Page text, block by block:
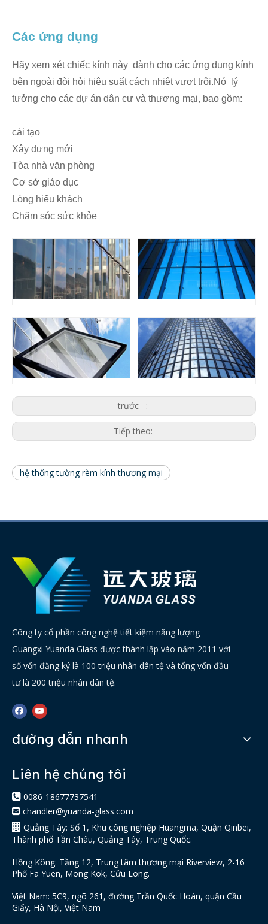
Các ứng dụng
Hãy xem xét chiếc kính này dành cho các ứng dụng kính
bên ngoài đòi hỏi hiệu suất cách nhiệt vượt trội.Nó lý
tưởng cho các dự án dân cư và thương mại, bao gồm:
cải tạo
Xây dựng mới
Tòa nhà văn phòng
Cơ sở giáo dục
Lòng hiếu khách
Chăm sóc sức khỏe
trước =:
Tiếp theo:
hệ thống tường rèm kính thương mại
Công ty cổ phần công nghệ tiết kiệm năng lượng
Guangxi Yuanda Glass được thành lập vào năm 2011 với
số vốn đăng ký là 100 triệu nhân dân tệ và tổng vốn đầu
tư là 200 triệu nhân dân tệ.
đường dẫn nhanh
Liên hệ chúng tôi
 0086-18677737541
 chandler@yuanda-glass.com
 Quảng Tây: Số 1, Khu công nghiệp Huangma, Quận Qinbei,
Thành phố Tần Châu, Quảng Tây, Trung Quốc.
Hồng Kông: Tầng 12, Trung tâm thương mại Riverview, 2-16
Phố Fa Yuen, Mong Kok, Cửu Long.
Việt Nam: 5C9, ngõ 261, đường Trần Quốc Hoàn, quận Cầu
Giấy, Hà Nội, Việt Nam